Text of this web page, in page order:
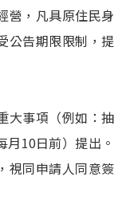
營，凡具原住民身
公告期限限制，提
大事項（例如：抽
10日前）提出。
視同申請人同意簽